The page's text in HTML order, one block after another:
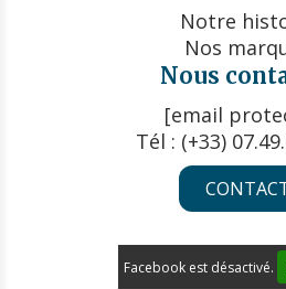
Notre
Nos
Nous
[email
Tél : (+33)
Facebook est désactivé.